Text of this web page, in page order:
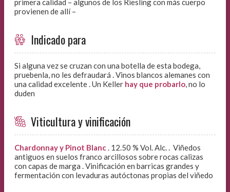
primera calidad – algunos de los Riesling con más cuerpo
provienen de allí –
Indicado para
Si alguna vez se cruzan con una botella de esta bodega,
pruebenla, no les defraudará . Vinos blancos alemanes con
una calidad excelente . Un Keller hay que probarlo, no lo
duden
Viticultura y vinificación
Chardonnay y Pinot Blanc. 12.50 % Vol. Alc. . Viñedos
antiguos en suelos franco arcillosos sobre rocas calizas
con capas de marga . Vinificación en barricas grandes y
fermentación con levaduras autóctonas propias del viñedo